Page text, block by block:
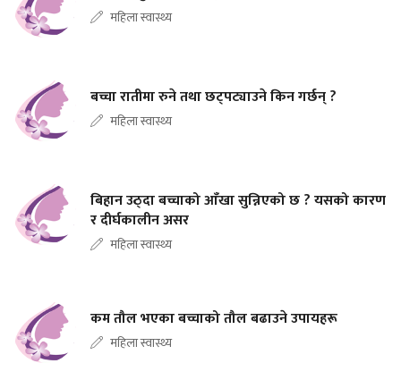
महिला स्वास्थ्य
बच्चा रातीमा रुने तथा छट्पट्याउने किन गर्छन् ?
महिला स्वास्थ्य
बिहान उठ्दा बच्चाको आँखा सुन्निएको छ ? यसको कारण
र दीर्घकालीन असर
महिला स्वास्थ्य
कम तौल भएका बच्चाको तौल बढाउने उपायहरू
महिला स्वास्थ्य